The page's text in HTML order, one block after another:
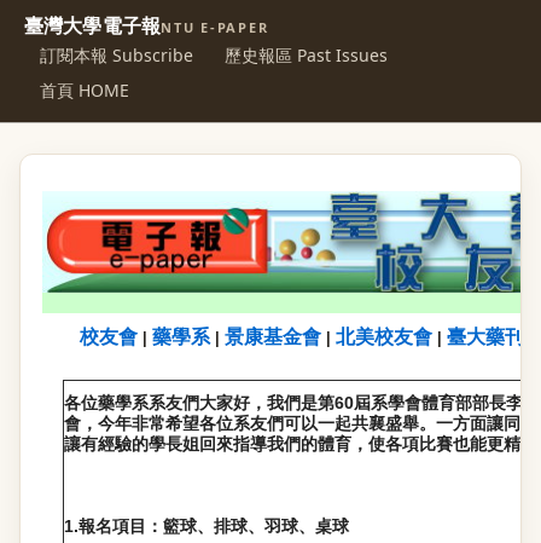
臺灣大學電子報NTU E-PAPER
訂閱本報 Subscribe
歷史報區 Past Issues
首頁 HOME
校友會 藥學系| 景康基金會 北美校友會 臺大藥刊
各位藥學系系友們大家好，我們是第60屆系學會體育部部長李
會，今年非常希望各位系友們可以一起共襄盛舉。一方面讓同
讓有經驗的學長姐回來指導我們的體育，使各項比賽也能更精
1.報名項目：籃球、排球、羽球、桌球